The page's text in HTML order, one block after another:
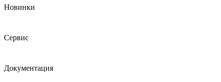
Новинки
Сервис
Документация